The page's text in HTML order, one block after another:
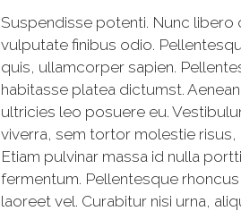
Suspendisse potenti. Nunc libero
vulputate finibus odio.
quis, ullamcorper sapien.
habitasse platea dictumst.
ultricies leo posuere eu.
viverra, sem tortor molestie risus,
Etiam pulvinar massa id nulla
fermentum. Pellentesque
laoreet vel. Curabitur nisi urna,